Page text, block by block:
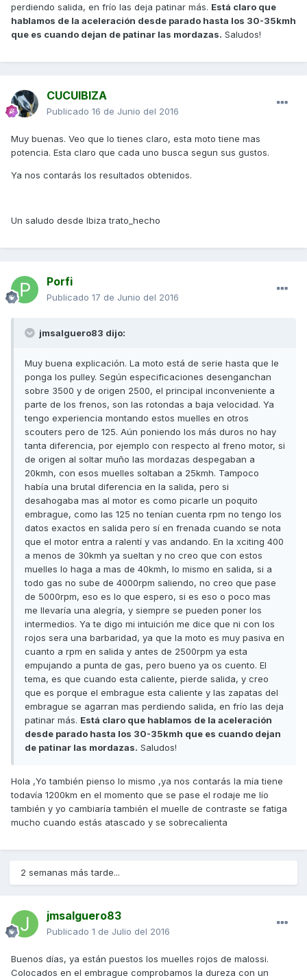
perdiendo salida, en frío las deja patinar más. Está claro que
hablamos de la aceleración desde parado hasta los 30-35kmh
que es cuando dejan de patinar las mordazas. Saludos!
CUCUIBIZA
Publicado 16 de Junio del 2016
Muy buenas. Veo que lo tienes claro, esta moto tiene mas
potencia. Esta claro que cada uno busca segun sus gustos.
Ya nos contarás los resultados obtenidos.
Un saludo desde Ibiza trato_hecho
Porfi
Publicado 17 de Junio del 2016
jmsalguero83 dijo:
Muy buena explicación. La moto está de serie hasta que le
ponga los pulley. Según especificaciones desenganchan
sobre 3500 y de origen 2500, el principal inconveniente a
parte de los frenos, son las rotondas a baja velocidad. Ya
tengo experiencia montando estos muelles en otros
scouters pero de 125. Aún poniendo los más duros no hay
tanta diferencia, por ejemplo con respecto al freno motor, si
de origen al soltar muño las mordazas despegaban a
20kmh, con esos muelles soltaban a 25kmh. Tampoco
había una brutal diferencia en la salida, pero si
desahogaba mas al motor es como picarle un poquito
embrague, como las 125 no tenían cuenta rpm no tengo los
datos exactos en salida pero sí en frenada cuando se nota
que el motor entra a ralentí y vas andando. En la xciting 400
a menos de 30kmh ya sueltan y no creo que con estos
muelles lo haga a mas de 40kmh, lo mismo en salida, si a
todo gas no sube de 4000rpm saliendo, no creo que pase
de 5000rpm, eso es lo que espero, si es eso o poco mas
me llevaría una alegría, y siempre se pueden poner los
intermedios. Ya te digo mi intuición me dice que ni con los
rojos sera una barbaridad, ya que la moto es muy pasiva en
cuanto a rpm en salida y antes de 2500rpm ya esta
empujando a punta de gas, pero bueno ya os cuento. El
tema, es que cuando esta caliente, pierde salida, y creo
que es porque el embrague esta caliente y las zapatas del
embrague se agarran mas perdiendo salida, en frío las deja
patinar más. Está claro que hablamos de la aceleración
desde parado hasta los 30-35kmh que es cuando dejan
de patinar las mordazas. Saludos!
Hola ,Yo también pienso lo mismo ,ya nos contarás la mía tiene
todavía 1200km en el momento que se pase el rodaje me lío
también y yo cambiaría también el muelle de contraste se fatiga
mucho cuando estás atascado y se sobrecalienta
2 semanas más tarde...
jmsalguero83
Publicado 1 de Julio del 2016
Buenos días, ya están puestos los muelles rojos de malossi.
Colocados en el embrague comprobamos la dureza con un